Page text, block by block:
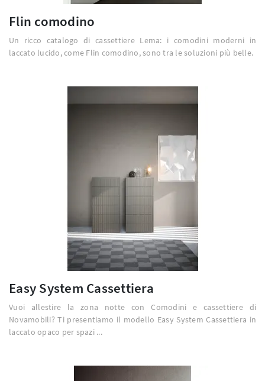
Flin comodino
Un ricco catalogo di cassettiere Lema: i comodini moderni in
laccato lucido, come Flin comodino, sono tra le soluzioni più belle.
Easy System Cassettiera
Vuoi allestire la zona notte con Comodini e cassettiere di
Novamobili? Ti presentiamo il modello Easy System Cassettiera in
laccato opaco per spazi ...